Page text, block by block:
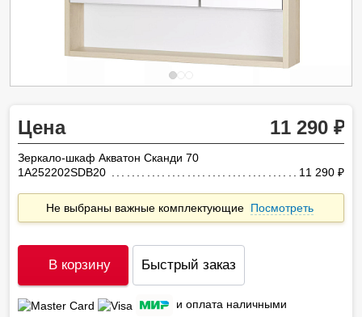
Цена 11 290
Зеркало-шкаф Акватон Сканди 70
1A252202SDB20
11 290
Не выбраны важные комплектующие Посмотреть
В корзину Быстрый заказ
и оплата наличными